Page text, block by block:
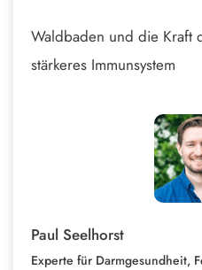
Waldbaden und die Kraft
stärkeres Immunsystem
Paul Seelhorst
Experte für Darmgesundheit,